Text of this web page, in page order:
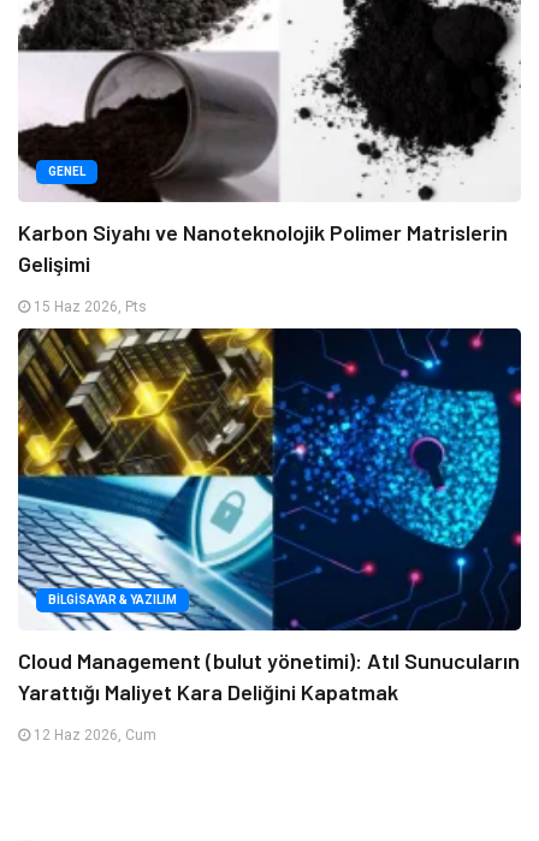
GENEL
Karbon Siyahı ve Nanoteknolojik Polimer Matrislerin
Gelişimi
15 Haz 2026, Pts
BILGISAYAR & YAZILIM
Cloud Management (bulut yönetimi): Atıl Sunucuların
Yarattığı Maliyet Kara Deliğini Kapatmak
12 Haz 2026, Cum